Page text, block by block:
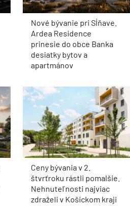
Nové bývanie pri Sĺňave.
Ardea Residence
prinesie do obce Banka
desiatky bytov a
apartmánov
Ceny bývania v 2.
štvrťroku rástli pomalšie.
Nehnuteľnosti najviac
zdraželi v Košickom kraji